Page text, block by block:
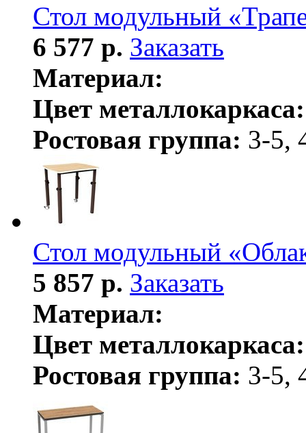
Стол модульный
6 577 р. Заказать
Материал:
Цвет металлокаркаса:
Ростовая группа: 3-5,
Стол модульный
5 857 р. Заказать
Материал:
Цвет металлокаркаса:
Ростовая группа: 3-5,